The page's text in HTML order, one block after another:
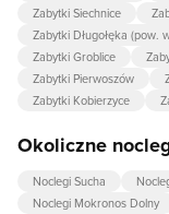
Zabytki Siechnice
Zabytki Długołęka (pow.
Zabytki Groblice
Zabytki Pierwoszów
Zabytki Kobierzyce
Okoliczne
Noclegi Sucha
Noclegi Mokronos Dolny